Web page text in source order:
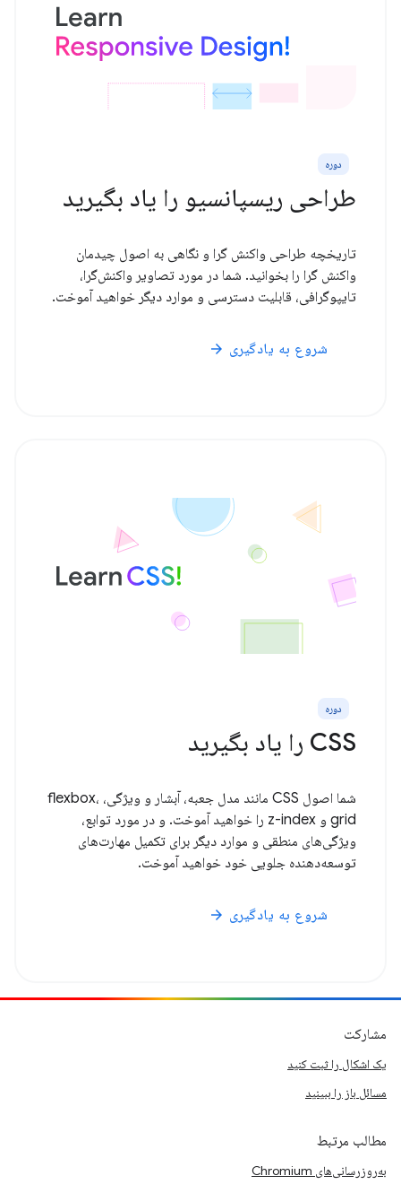
دوره
طراحی ریسپانسیو را یاد بگیرید
تاریخچه طراحی واکنش گرا و نگاهی به اصول چیدمان
واکنش گرا را بخوانید. شما در مورد تصاویر واکنش‌گرا،
تایپوگرافی، قابلیت دسترسی و موارد دیگر خواهید آموخت.
شروع به یادگیری arrow_forward
دوره
CSS را یاد بگیرید
شما اصول CSS مانند مدل جعبه، آبشار و ویژگی، flexbox،
grid و z-index را خواهید آموخت. و در مورد توابع،
ویژگی‌های منطقی و موارد دیگر برای تکمیل مهارت‌های
توسعه‌دهنده جلویی خود خواهید آموخت.
شروع به یادگیری arrow_forward
مشارکت
یک اشکال را ثبت کنید
مسائل باز را ببینید
مطالب مرتبط
به‌روزرسانی‌های Chromium